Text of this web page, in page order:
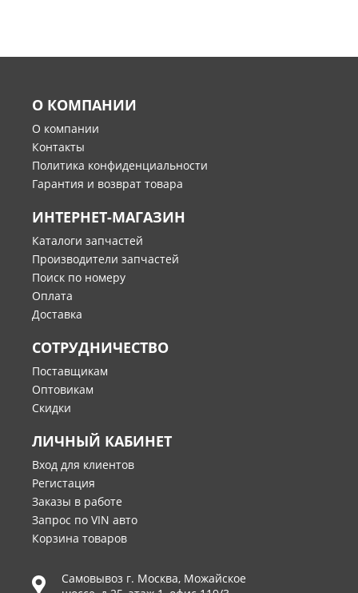
О КОМПАНИИ
О компании
Контакты
Политика конфиденциальности
Гарантия и возврат товара
ИНТЕРНЕТ-МАГАЗИН
Каталоги запчастей
Производители запчастей
Поиск по номеру
Оплата
Доставка
СОТРУДНИЧЕСТВО
Поставщикам
Оптовикам
Скидки
ЛИЧНЫЙ КАБИНЕТ
Вход для клиентов
Регистация
Заказы в работе
Запрос по VIN авто
Корзина товаров
Самовывоз г. Москва, Можайское